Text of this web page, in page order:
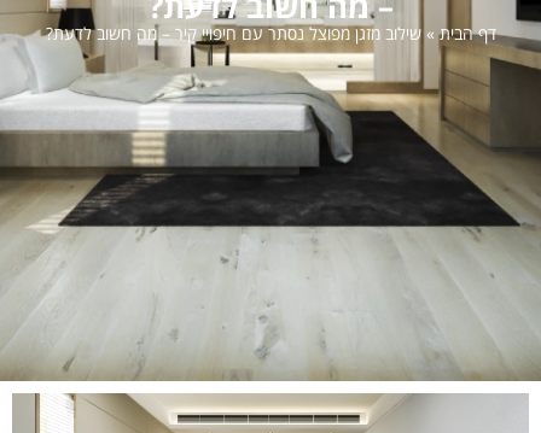
דף הבית» שילוב מזגן מפוצל נסתר עם חיפויי קיר – מה חשוב לדעת?